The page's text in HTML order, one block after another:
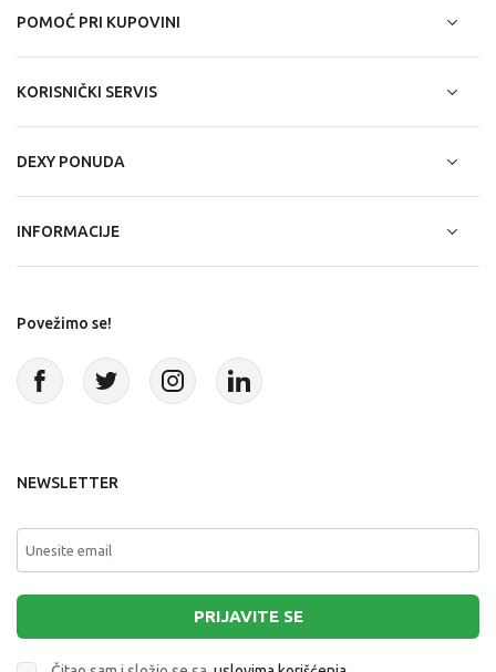
POMOĆ PRI KUPOVINI
KORISNIČKI SERVIS
DEXY PONUDA
INFORMACIJE
Povežimo se!
NEWSLETTER
PRIJAVITE SE